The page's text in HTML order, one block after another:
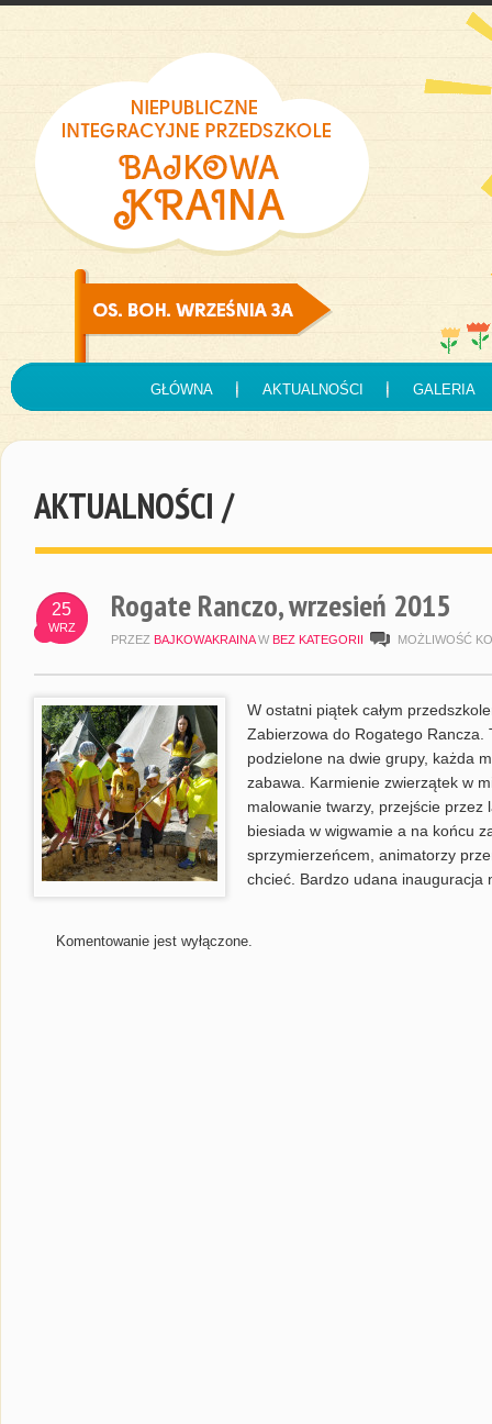
GŁÓWNA AKTUALNOŚCI GALERIA
AKTUALNOŚCI /
25
WRZ
Rogate Ranczo, wrzesień 2015
PRZEZ BAJKOWAKRAINA W BEZ KATEGORII MOŻLIWOŚĆ
W ostatni piątek całym
Zabierzowa do Rogatego Rancza.
podzielone na dwie grupy, każda
zabawa. Karmienie zwierzątek w
malowanie twarzy, przejście
biesiada w wigwamie a na końcu
sprzymierzeńcem, animatorzy
chcieć. Bardzo udana inauguracja
Komentowanie jest wyłączone.